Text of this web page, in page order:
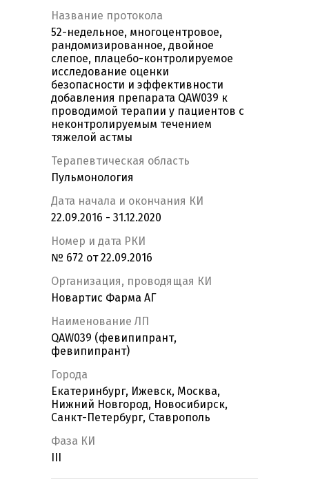
Название протокола
52-недельное, многоцентровое,
рандомизированное, двойное
слепое, плацебо-контролируемое
исследование оценки
безопасности и эффективности
добавления препарата QAW039 к
проводимой терапии у пациентов с
неконтролируемым течением
тяжелой астмы
Терапевтическая область
Пульмонология
Дата начала и окончания КИ
22.09.2016 - 31.12.2020
Номер и дата РКИ
№ 672 от 22.09.2016
Организация, проводящая КИ
Новартис Фарма АГ
Наименование ЛП
QAW039 (февипипрант,
февипипрант)
Города
Екатеринбург, Ижевск, Москва,
Нижний Новгород, Новосибирск,
Санкт-Петербург, Ставрополь
Фаза КИ